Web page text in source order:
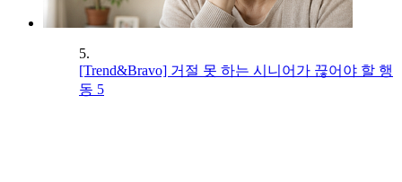
5.
[Trend&Bravo] 거절 못 하는 시니어가 끊어야 할 행
동 5